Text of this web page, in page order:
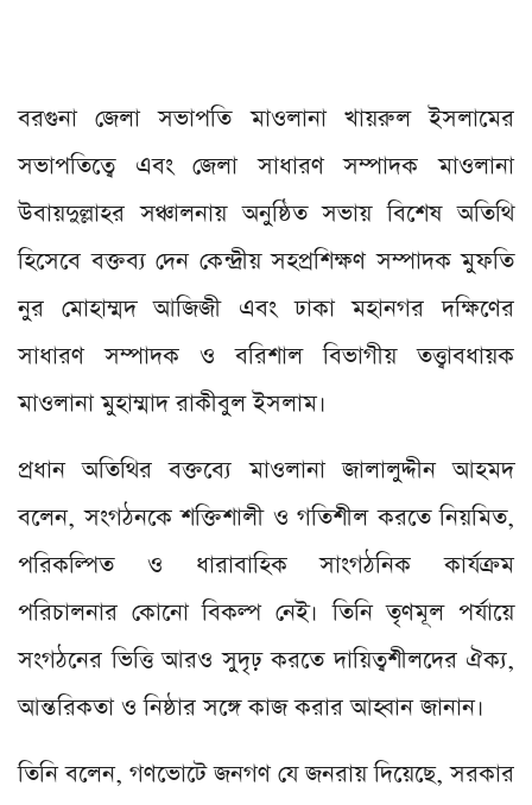
বরগুনা জেলা সভাপতি মাওলানা খায়রুল ইসলামের
সভাপতিত্বে এবং জেলা সাধারণ সম্পাদক মাওলানা
উবায়দুল্লাহর সঞ্চালনায় অনুষ্ঠিত সভায় বিশেষ অতিথি
হিসেবে বক্তব্য দেন কেন্দ্রীয় সহপ্রশিক্ষণ সম্পাদক মুফতি
নুর মোহাম্মদ আজিজী এবং ঢাকা মহানগর দক্ষিণের
সাধারণ সম্পাদক ও বরিশাল বিভাগীয় তত্ত্বাবধায়ক
মাওলানা মুহাম্মাদ রাকীবুল ইসলাম।
প্রধান অতিথির বক্তব্যে মাওলানা জালালুদ্দীন আহমদ
বলেন, সংগঠনকে শক্তিশালী ও গতিশীল করতে নিয়মিত,
পরিকল্পিত ও ধারাবাহিক সাংগঠনিক কার্যক্রম
পরিচালনার কোনো বিকল্প নেই। তিনি তৃণমূল পর্যায়ে
সংগঠনের ভিত্তি আরও সুদৃঢ় করতে দায়িত্বশীলদের ঐক্য,
আন্তরিকতা ও নিষ্ঠার সঙ্গে কাজ করার আহ্বান জানান।
তিনি বলেন, গণভোটে জনগণ যে জনরায় দিয়েছে, সরকার